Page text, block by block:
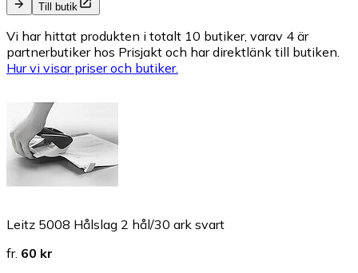
Till butik
Vi har hittat produkten i totalt 10 butiker, varav 4 är
partnerbutiker hos Prisjakt och har direktlänk till butiken.
Hur vi visar priser och butiker.
Leitz 5008 Hålslag 2 hål/30 ark svart
fr. 60 kr